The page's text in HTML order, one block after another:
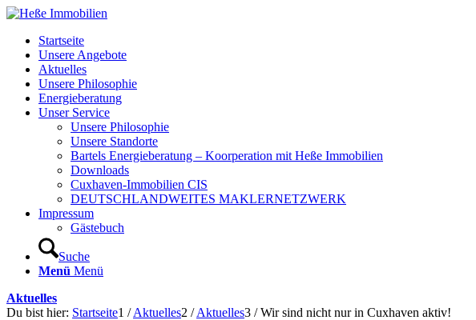
Startseite
Unsere Angebote
Aktuelles
Unsere Philosophie
Energieberatung
Unser Service
Unsere Philosophie
Unsere Standorte
Bartels Energieberatung – Koorperation mit Heße Immobilien
Downloads
Cuxhaven-Immobilien CIS
DEUTSCHLANDWEITES MAKLERNETZWERK
Impressum
Gästebuch
Suche
Menü Menü
Aktuelles
Du bist hier: Startseite1 / Aktuelles2 / Aktuelles3 / Wir sind nicht nur in Cuxhaven aktiv!